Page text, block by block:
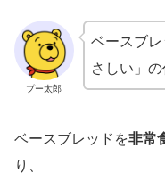
プー太郎
ベースブ
さしい」
ベースブレッドを非常
り、